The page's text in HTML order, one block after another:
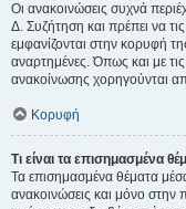
Οι ανακοινώσεις συχνά
Δ. Συζήτηση και πρέπει να
εμφανίζονται στην κορυφή
αναρτημένες. Όπως και με τις
ανακοίνωσης χορηγούνται
Κορυφή
Τι είναι τα επισημασμένα
Τα επισημασμένα θέματα
ανακοινώσεις και μόνο στην